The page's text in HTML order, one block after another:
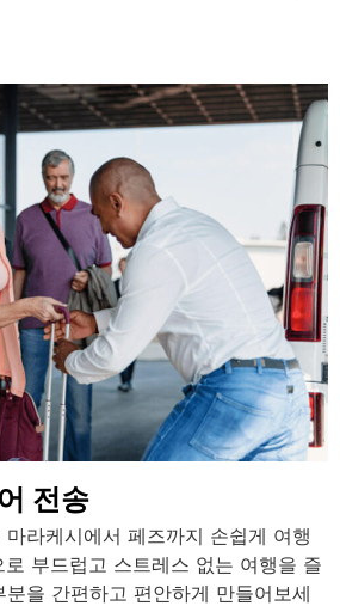
전송
라케시에서 페즈까지 손쉽게 여행
부드럽고 스트레스 없는 여행을 즐
을 간편하고 편안하게 만들어보세